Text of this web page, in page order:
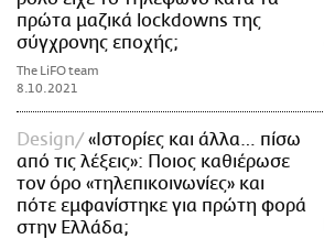
πρώτα μαζικά lockdowns της
σύγχρονης εποχής;
The LiFO team
8.10.2021
Design
«Ιστορίες και άλλα… πίσω
από τις λέξεις»: Ποιος καθιέρωσε
τον όρο «τηλεπικοινωνίες» και
πότε εμφανίστηκε για πρώτη φορά
στην Ελλάδα;